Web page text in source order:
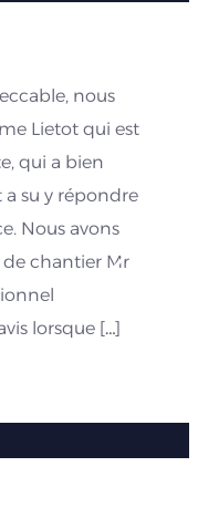
nous
Lietot qui est
qui a bien
su y répondre
Nous avons
chantier Mr
lorsque […]